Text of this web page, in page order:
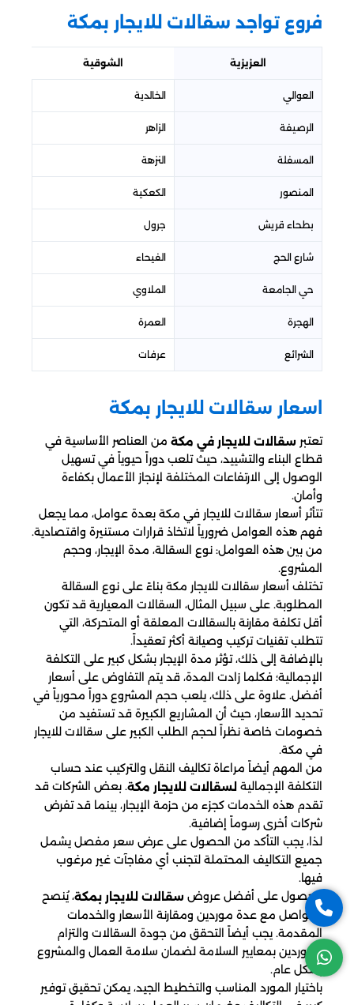
فروع تواجد سقالات للايجار​ بمكة
العزيزية الشوقية
العوالي الخالدية
الرصيفة الزاهر
المسفلة النزهة
المنصور الكعكية
بطحاء قريش جرول
شارع الحج الفيحاء
حي الجامعة الملاوي
الهجرة العمرة
الشرائع عرفات
اسعار سقالات للايجار​ بمكة
تعتبر سقالات للايجار في مكة من العناصر الأساسية في
قطاع البناء والتشييد، حيث تلعب دوراً حيوياً في تسهيل
الوصول إلى الارتفاعات المختلفة لإنجاز الأعمال بكفاءة
وأمان.
تتأثر أسعار سقالات للايجار في مكة بعدة عوامل، مما يجعل
فهم هذه العوامل ضرورياً لاتخاذ قرارات مستنيرة واقتصادية.
من بين هذه العوامل: نوع السقالة، مدة الإيجار، وحجم
المشروع.
تختلف أسعار سقالات للايجار مكة بناءً على نوع السقالة
المطلوبة. على سبيل المثال، السقالات المعيارية قد تكون
أقل تكلفة مقارنة بالسقالات المعلقة أو المتحركة، التي
تتطلب تقنيات تركيب وصيانة أكثر تعقيداً.
بالإضافة إلى ذلك، تؤثر مدة الإيجار بشكل كبير على التكلفة
الإجمالية؛ فكلما زادت المدة، قد يتم التفاوض على أسعار
أفضل. علاوة على ذلك، يلعب حجم المشروع دوراً محورياً في
تحديد الأسعار، حيث أن المشاريع الكبيرة قد تستفيد من
خصومات خاصة نظراً لحجم الطلب الكبير على سقالات للايجار
في مكة.
من المهم أيضاً مراعاة تكاليف النقل والتركيب عند حساب
التكلفة الإجمالية لسقالات للايجار مكة. بعض الشركات قد
تقدم هذه الخدمات كجزء من حزمة الإيجار، بينما قد تفرض
شركات أخرى رسوماً إضافية.
لذا، يجب التأكد من الحصول على عرض سعر مفصل يشمل
جميع التكاليف المحتملة لتجنب أي مفاجآت غير مرغوب
فيها.
للحصول على أفضل عروض سقالات للايجار بمكة، يُنصح
بالتواصل مع عدة موردين ومقارنة الأسعار والخدمات
المقدمة. يجب أيضاً التحقق من جودة السقالات والتزام
الموردين بمعايير السلامة لضمان سلامة العمال والمشروع
بشكل عام.
باختيار المورد المناسب والتخطيط الجيد، يمكن تحقيق توفير